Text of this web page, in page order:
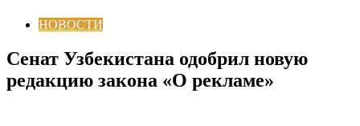
НОВОСТИ
Сенат Узбекистана одобрил новую
редакцию закона «О рекламе»